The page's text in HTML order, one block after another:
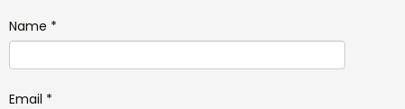
Name *
Email *